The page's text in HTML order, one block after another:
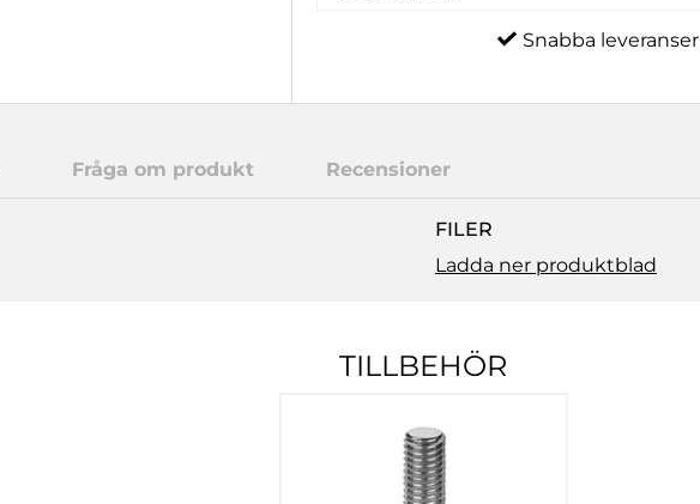
Snabba leveranser
Fråga om produkt Recensioner
FILER
Ladda ner produktblad
TILLBEHÖR